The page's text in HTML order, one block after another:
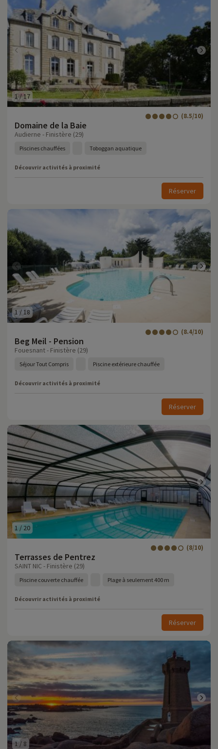
1/17
Domaine de la Baie
(8.5/10)
Audierne - Finistère (29)
Piscines chauffées Toboggan aquatique
Découvrir activités à proximité
Réserver
1 /18
Beg Meil - Pension
(8.4/10)
Fouesnant - Finistère (29)
Séjour Tout Compris Piscine extérieure chauffée
Découvrir activités à proximité
Réserver
1 / 20
Terrasses de Pentrez
(8/10)
SAINT NIC - Finistère (29)
Piscine couverte chauffée Plage à seulement 400 m
Découvrir activités à proximité
Réserver
1/ 8